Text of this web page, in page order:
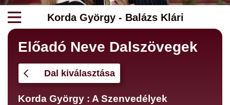
Korda György - Balázs Klári
Előadó Neve Dalszövegek
Dal kiválasztása
Korda György : A Szenvedélyek